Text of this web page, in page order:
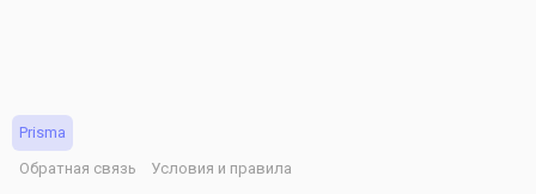
Prisma
Обратная связь
Условия и правила